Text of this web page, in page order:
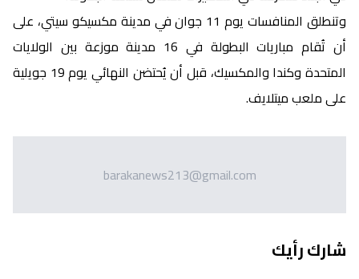
وتنطلق المنافسات يوم 11 جوان في مدينة مكسيكو سيتي، على
أن تُقام مباريات البطولة في 16 مدينة موزعة بين الولايات
المتحدة وكندا والمكسيك، قبل أن يُحتضن النهائي يوم 19 جويلية
على ملعب ميتلايف.
barakanews213@gmail.com
شارك رأيك